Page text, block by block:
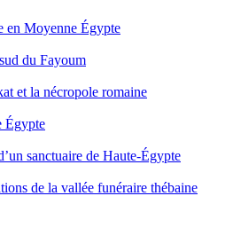
en Moyenne Égypte
du Fayoum
et la nécropole romaine
Égypte
sanctuaire de Haute-Égypte
de la vallée funéraire thébaine